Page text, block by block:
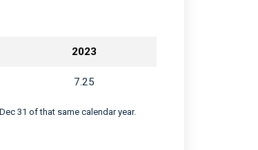
2023
7.25
31 of that same calendar year.